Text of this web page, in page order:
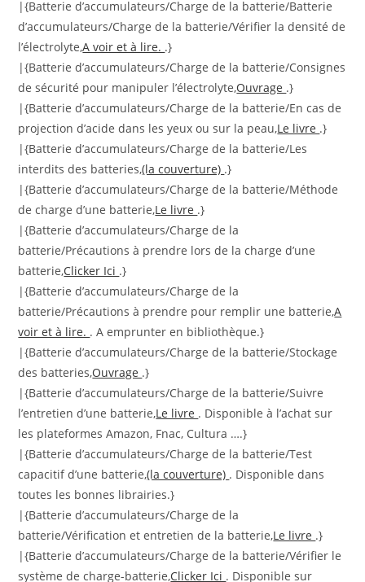
|{Batterie d’accumulateurs/Charge de la batterie/Batterie
d’accumulateurs/Charge de la batterie/Vérifier la densité de
l’électrolyte,A voir et à lire. .}
|{Batterie d’accumulateurs/Charge de la batterie/Consignes
de sécurité pour manipuler l’électrolyte,Ouvrage .}
|{Batterie d’accumulateurs/Charge de la batterie/En cas de
projection d’acide dans les yeux ou sur la peau,Le livre .}
|{Batterie d’accumulateurs/Charge de la batterie/Les
interdits des batteries,(la couverture) .}
|{Batterie d’accumulateurs/Charge de la batterie/Méthode
de charge d’une batterie,Le livre .}
|{Batterie d’accumulateurs/Charge de la
batterie/Précautions à prendre lors de la charge d’une
batterie,Clicker Ici .}
|{Batterie d’accumulateurs/Charge de la
batterie/Précautions à prendre pour remplir une batterie,A
voir et à lire. . A emprunter en bibliothèque.}
|{Batterie d’accumulateurs/Charge de la batterie/Stockage
des batteries,Ouvrage .}
|{Batterie d’accumulateurs/Charge de la batterie/Suivre
l’entretien d’une batterie,Le livre . Disponible à l’achat sur
les plateformes Amazon, Fnac, Cultura ….}
|{Batterie d’accumulateurs/Charge de la batterie/Test
capacitif d’une batterie,(la couverture) . Disponible dans
toutes les bonnes librairies.}
|{Batterie d’accumulateurs/Charge de la
batterie/Vérification et entretien de la batterie,Le livre .}
|{Batterie d’accumulateurs/Charge de la batterie/Vérifier le
système de charge-batterie,Clicker Ici . Disponible sur